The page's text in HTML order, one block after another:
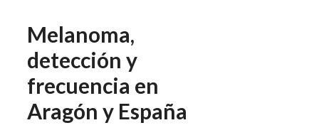
Melanoma,
detección y
frecuencia en
Aragón y España